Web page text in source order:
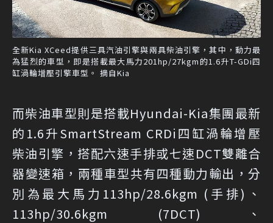
全新Kia XCeed提供三具汽油引擎與兩具柴油引擎，其中，動力最
為猛烈的車型，即是搭載最大馬力201hp/27kgm的1.6升T-GDi四
缸渦輪增壓引擎車型。 摘自Kia
而柴油車型則是搭載Hyundai-Kia集團最新
的1.6升SmartStream CRDi四缸渦輪增壓
柴油引擎，搭配六速手排或七速DCT雙離合
器變速箱，兩種車型共有四種動力輸出，分
別為最大馬力113hp/28.6kgm (手排)、
113hp/30.6kgm (7DCT)、